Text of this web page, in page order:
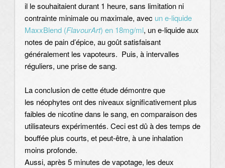
il le souhaitaient durant 1 heure, sans limitation ni
contrainte minimale ou maximale, avec un e-liquide
MaxxBlend (FlavourArt) en 18mg/ml, un e-liquide aux
notes de pain d’épice, au goût satisfaisant
généralement les vapoteurs. Puis, à intervalles
réguliers, une prise de sang.
La conclusion de cette étude démontre que
les néophytes ont des niveaux significativement plus
faibles de nicotine dans le sang, en comparaison des
utilisateurs expérimentés. Ceci est dû à des temps de
bouffée plus courts, et peut-être, à une inhalation
moins profonde.
Aussi, après 5 minutes de vapotage, les deux